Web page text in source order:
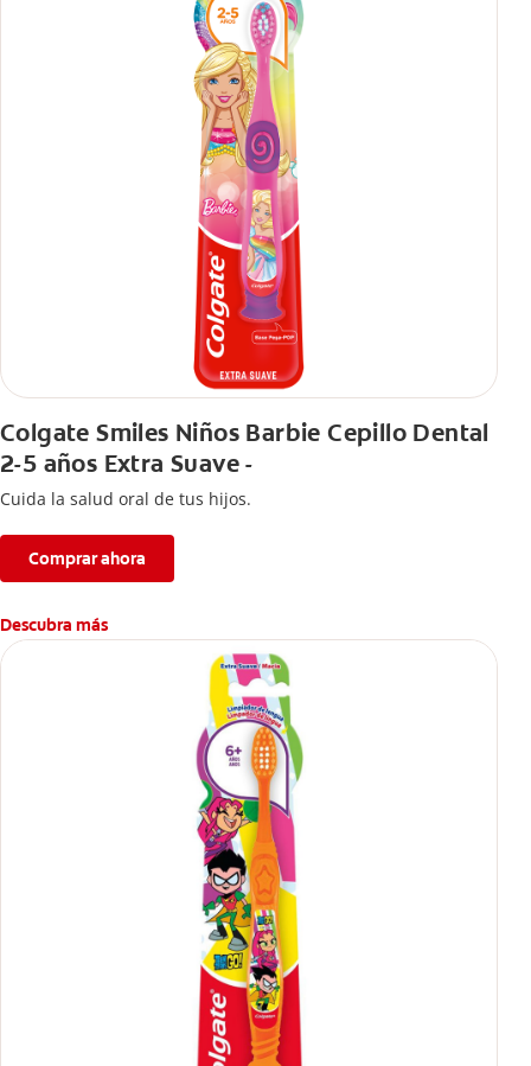
Colgate Smiles Niños Barbie Cepillo Dental
2-5 años Extra Suave -
Cuida la salud oral de tus hijos.
Comprar ahora
Descubra más